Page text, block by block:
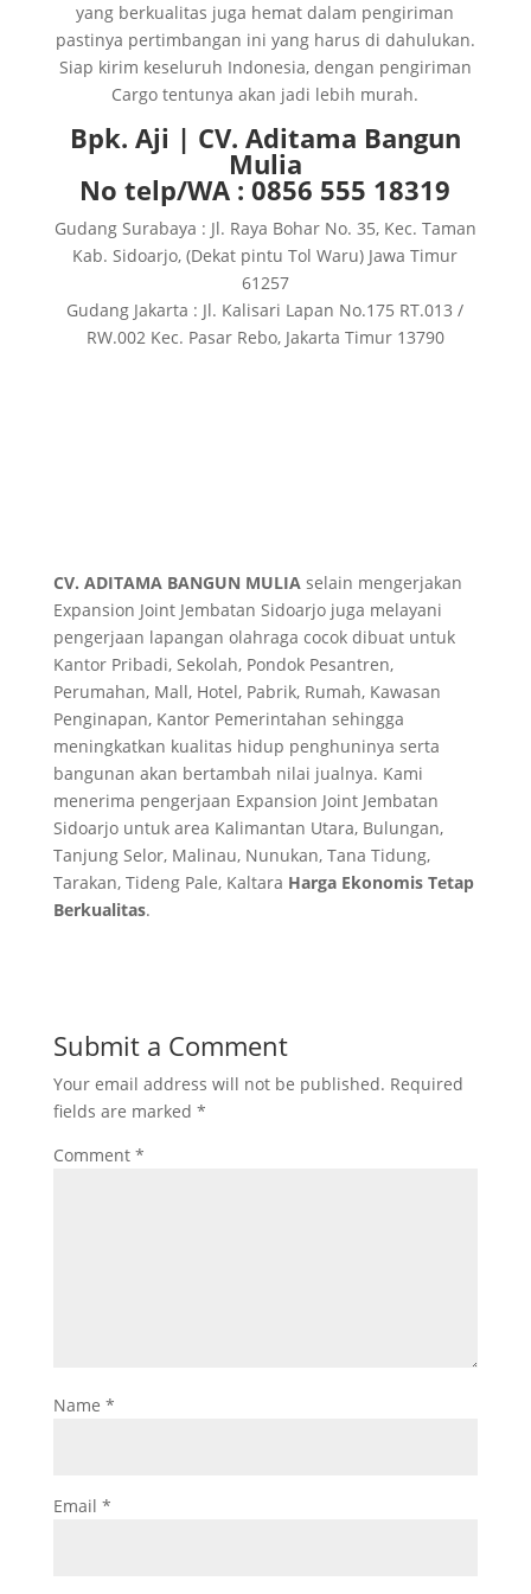
yang berkualitas juga hemat dalam pengiriman
pastinya pertimbangan ini yang harus di dahulukan.
Siap kirim keseluruh Indonesia, dengan pengiriman
Cargo tentunya akan jadi lebih murah.
Bpk. Aji | CV. Aditama Bangun
Mulia
No telp/WA : 0856 555 18319
Gudang Surabaya : Jl. Raya Bohar No. 35, Kec. Taman
Kab. Sidoarjo, (Dekat pintu Tol Waru) Jawa Timur
61257
Gudang Jakarta : Jl. Kalisari Lapan No.175 RT.013 /
RW.002 Kec. Pasar Rebo, Jakarta Timur 13790
CV. ADITAMA BANGUN MULIAselain mengerjakan
Expansion Joint Jembatan Sidoarjo juga melayani
pengerjaan lapangan olahraga cocok dibuat untuk
Kantor Pribadi, Sekolah, Pondok Pesantren,
Perumahan, Mall, Hotel, Pabrik, Rumah, Kawasan
Penginapan, Kantor Pemerintahan sehingga
meningkatkan kualitas hidup penghuninya serta
bangunan akan bertambah nilai jualnya. Kami
menerima pengerjaan Expansion Joint Jembatan
Sidoarjo untuk area Kalimantan Utara, Bulungan,
Tanjung Selor, Malinau, Nunukan, Tana Tidung,
Tarakan, Tideng Pale, Kaltara Harga Ekonomis Tetap
Berkualitas.
Submit a Comment
Your email address will not be published. Required
fields are marked *
Comment *
Name *
Email *